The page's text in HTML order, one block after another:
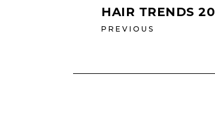
HAIR TRENDS
PREVIOUS